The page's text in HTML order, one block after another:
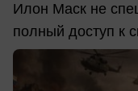
Илон Маск не
полный доступ к